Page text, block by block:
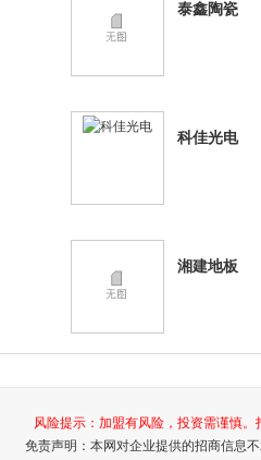
泰鑫陶瓷
科佳光电
湘建地板
风险提示：加盟有风险，投资需谨慎。
免责声明：本网对企业提供的招商信息